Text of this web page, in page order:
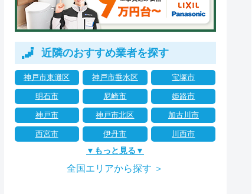
近隣のおすすめ業者を探す
神戸市東灘区 神戸市垂水区 宝塚市
明石市 尼崎市 姫路市
神戸市 神戸市北区 加古川市
西宮市 伊丹市 川西市
▼もっと見る▼
全国エリアから探す ＞